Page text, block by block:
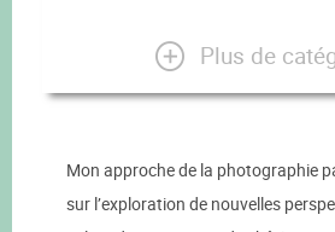
Plus de
Mon approche de la photographie
sur l’exploration de nouvelles